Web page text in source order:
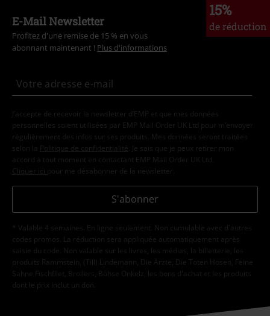
15%
de réduction
E-Mail Newsletter
Profitez d'une remise de 15 % en vous
abonnant maintenant ! Plus d'informations
J’accepte de recevoir la newsletter d’EMP et que mes données
personnelles soient utilisées par EMP Mail Order UK Ltd pour m’envoyer
régulièrement des infos sur ses produits. Mes données seront traitées
selon la
Politique de confidentialité . Je sais que je peux retirer mon
accord à tout moment en contactant EMP Mail Order UK Ltd.
Cliquer ici pour me désabonner de la newsletter.
S'abonner
* Valable 4 semaines. En ligne seulement. Non cumulable avec d'autres
codes promos. La réduction sera appliquée automatiquement après
saisie du code. Non valable sur les livres, les médias, la billetterie, les
produits Rammstein, (Till) Lindemann, Die Ärzte, Die Toten Hosen, Feine
Sahne Fischfilet, Broilers, Böhse Onkelz, les bons d'achat et les produits
dont le prix inclut un don.